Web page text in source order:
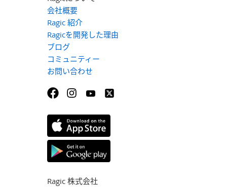
会社概要
Ragic 紹介
Ragicを開発した理由
ブログ
コミュニティー
お問い合わせ
Ragic 株式会社